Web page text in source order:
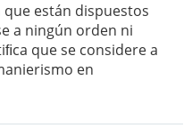
están dispuestos
a ningún orden ni
que se considere a
en